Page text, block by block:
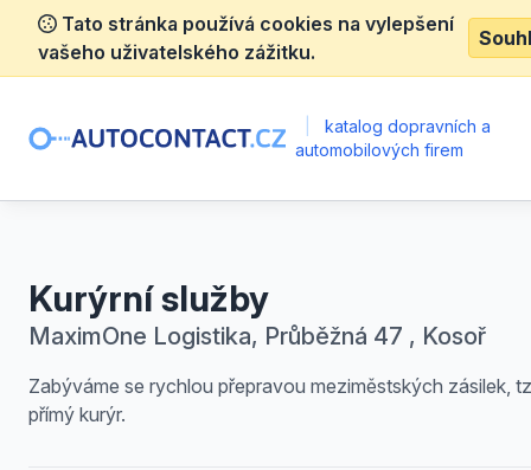
Tato stránka používá cookies na vylepšení
vašeho uživatelského zážitku.
katalog dopravních a
automobilových firem
Kurýrní služby
MaximOne Logistika, Průběžná 47 , Kosoř
Zabýváme se rychlou přepravou meziměstských zásilek,
přímý kurýr.